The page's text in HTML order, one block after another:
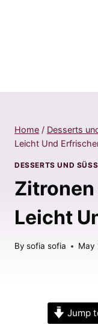
Home / Desserts
Leicht Und
DESSERTS UND
Leicht
By sofia sofia May
Jump